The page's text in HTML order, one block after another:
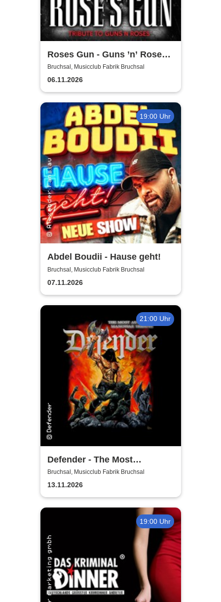
Roses Gun - Guns ’n’ Roses
Tribute Band
Bruchsal, Musicclub Fabrik Bruchsal
06.11.2026
19:00 Uhr
Abdel Boudii - Hause geht!
Bruchsal, Musicclub Fabrik Bruchsal
07.11.2026
21:00 Uhr
Defender - The Most
Authentic Manowar Tribute
Bruchsal, Musicclub Fabrik Bruchsal
13.11.2026
19:00 Uhr